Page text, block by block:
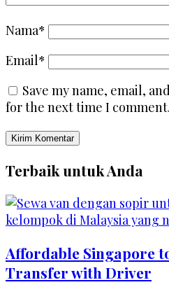
Nama*
Email*
Save my name, email,
for the next time I comment.
Terbaik untuk Anda
Affordable Singapore
Transfer with Driver